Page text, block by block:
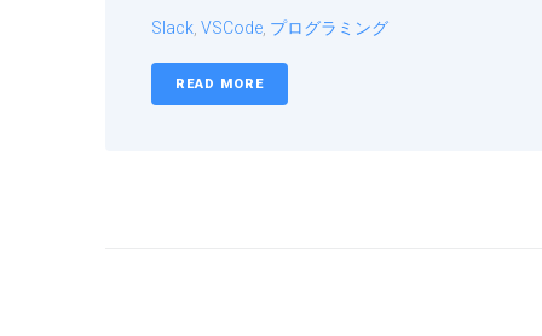
Slack VSCode プログラミング
READ MORE